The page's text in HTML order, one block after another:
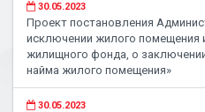
30.05.2023
Проект постановления
исключении жилого помещения
жилищного фонда, о
найма жилого помещения»
30.05.2023